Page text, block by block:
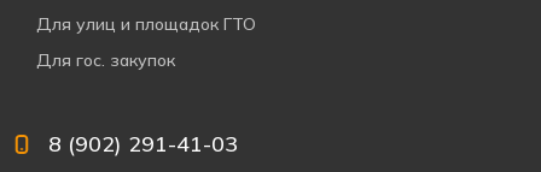
Для улиц и площадок ГТО
Для гос. закупок
8 (902) 291-41-03